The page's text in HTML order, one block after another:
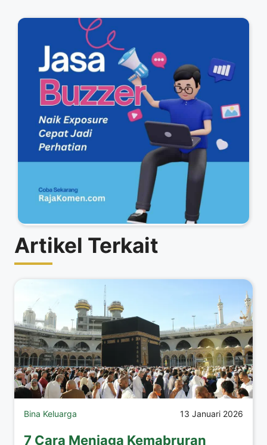
Artikel Terkait
Bina Keluarga 13 Januari 2026
7 Cara Menjaga Kemabruran